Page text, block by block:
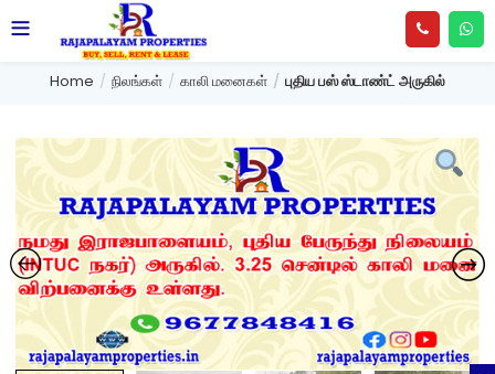
Home நிலங்கள் காலி மனைகள் புதிய பஸ் ஸ்டாண்ட் அருகில்